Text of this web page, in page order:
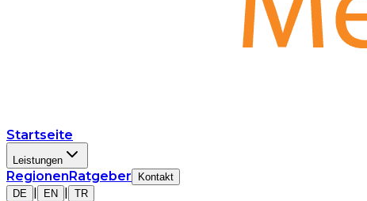
Startseite
Leistungen
RegionenRatgeber
Kontakt
DE | EN | TR